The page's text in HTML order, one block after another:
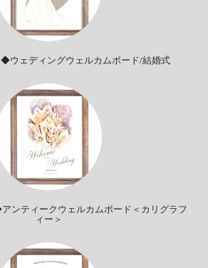
ウェディングウェルカムボード/結婚式
ンティークウェルカムボード＜カリグラフ
ィー＞